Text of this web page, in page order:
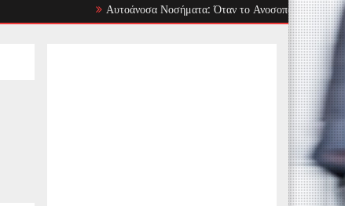
Αυτοάνοσα Νοσήματα: Όταν το Ανοσοποιητικό Στρέφεται